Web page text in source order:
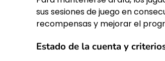
sus sesiones de juego en
recompensas y mejorar el
Estado de la cuenta y